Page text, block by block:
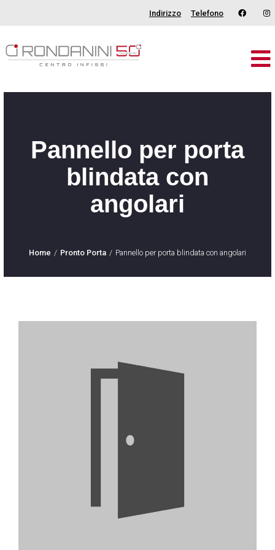
Indirizzo Telefono
Brand
Pannello per porta
blindata con
angolari
Home Pronto Porta Pannello per porta blindata con angolari